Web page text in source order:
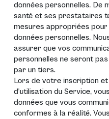
données personnelles. De
santé et ses prestataires
mesures appropriées
données personnelles.
assurer que vos
personnelles ne seront
par un tiers.
Lors de votre inscription
d’utilisation du Service,
données que vous
conformes à la réalité.